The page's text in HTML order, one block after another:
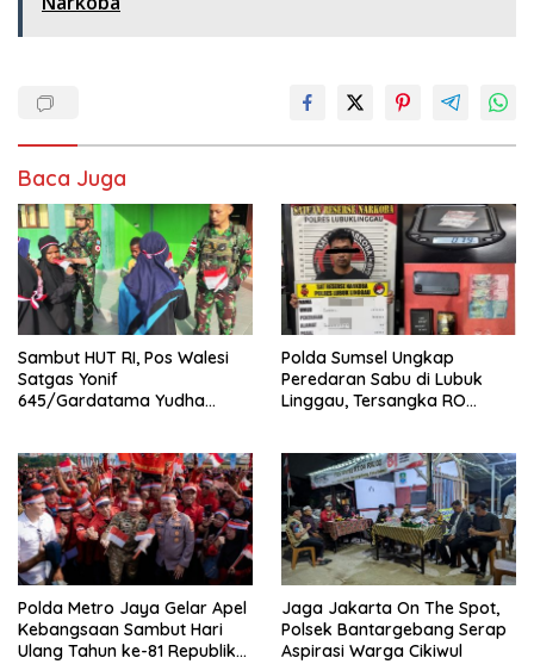
Baca Juga
Sambut HUT RI, Pos Walesi
Satgas Yonif
645/Gardatama Yudha
Polda Sumsel Ungkap
Peredaran Sabu di Lubuk
Linggau, Tersangka RO
Polda Metro Jaya Gelar Apel
Kebangsaan Sambut Hari
Ulang Tahun ke-81 Republik
Jaga Jakarta On The Spot,
Polsek Bantargebang Serap
Aspirasi Warga Cikiwul